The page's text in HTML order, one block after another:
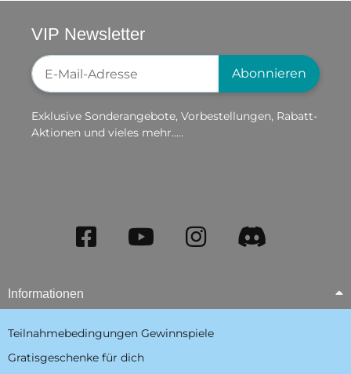
VIP Newsletter
Newsletter-Registrierung
Abonnieren
Exklusive Sonderangebote, Vorbestellungen, Rabatt-
Aktionen und vieles mehr.....
Informationen
Teilnahmebedingungen Gewinnspiele
Gratisgeschenke für dich